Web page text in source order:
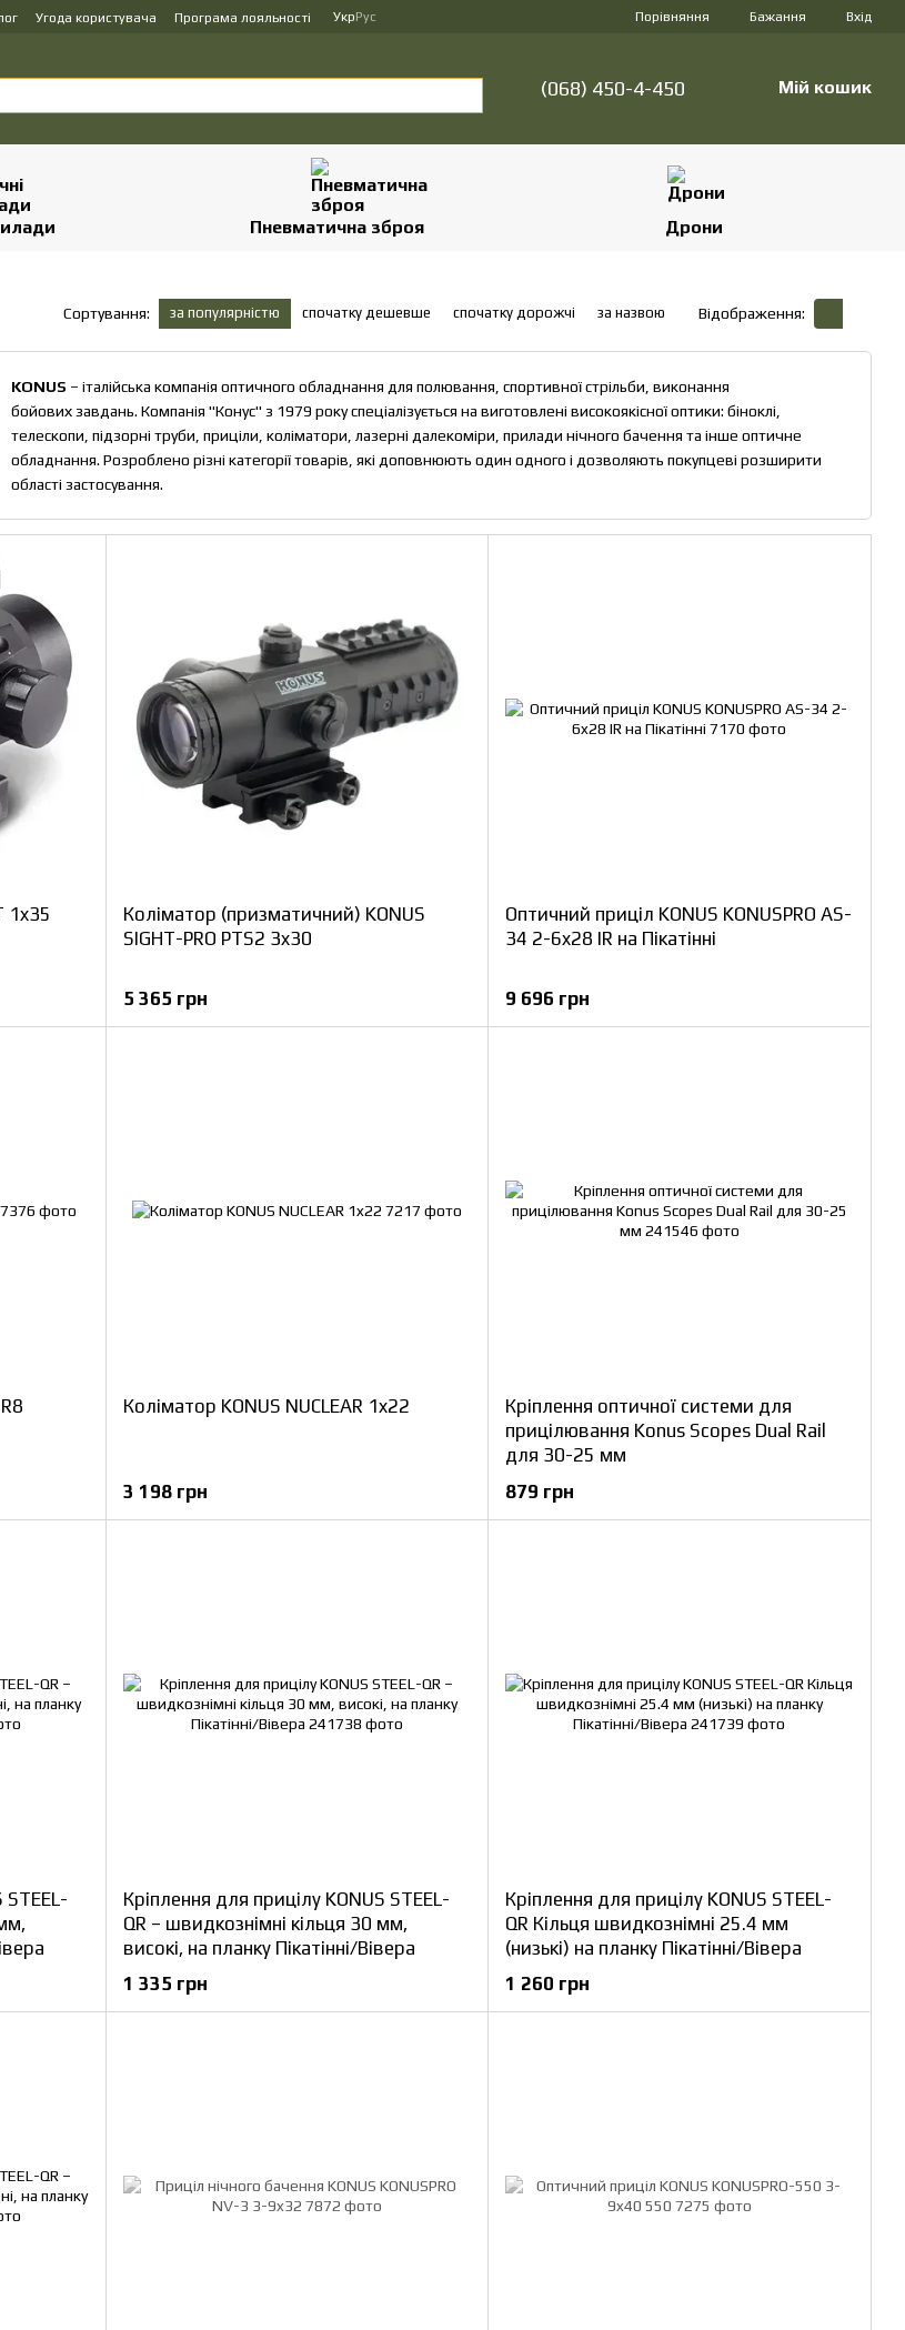
Угода користувача Програма лояльності УкрРус Порівняння Бажання Вхід
(068) 450-4-450 Мій кошик
Пневматична зброя Дрони
Сортування: за популярністю спочатку дешевше спочатку дорожчі за назвою Відображення:
KONUS – італійська компанія оптичного обладнання для полювання, спортивної стрільби, виконання
бойових завдань. Компанія "Конус" з 1979 року спеціалізується на виготовлені високоякісної оптики: біноклі,
телескопи, підзорні труби, приціли, коліматори, лазерні далекоміри, прилади нічного бачення та інше оптичне
обладнання. Розроблено різні категорії товарів, які доповнюють один одного і дозволяють покупцеві розширити
області застосування.
1x35
Коліматор (призматичний) KONUS
SIGHT-PRO PTS2 3x30
5 365 грн
Оптичний приціл KONUS KONUSPRO AS-
34 2-6x28 IR на Пікатінні
9 696 грн
Коліматор KONUS NUCLEAR 1x22
3 198 грн
Кріплення оптичної системи для
прицілювання Konus Scopes Dual Rail
для 30-25 мм
879 грн
STEEL-
Кріплення для прицілу KONUS STEEL-
QR – швидкознімні кільця 30 мм,
високі, на планку Пікатінні/Вівера
1 335 грн
Кріплення для прицілу KONUS STEEL-
QR Кільця швидкознімні 25.4 мм
(низькі) на планку Пікатінні/Вівера
1 260 грн